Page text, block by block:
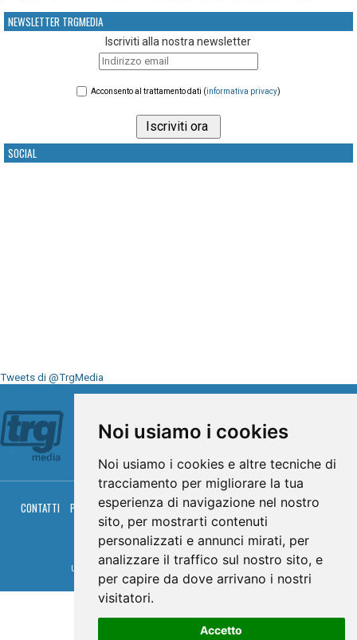
Noi usiamo i cookies
Noi usiamo i cookies e altre tecniche di
tracciamento per migliorare la tua
esperienza di navigazione nel nostro
sito, per mostrarti contenuti
personalizzati e annunci mirati, per
analizzare il traffico sul nostro sito, e
per capire da dove arrivano i nostri
visitatori.
Accetto
NEWSLETTER TRGMEDIA
Iscriviti alla nostra newsletter
Acconsento al trattamento dati (informativa privacy)
SOCIAL
Tweets di @TrgMedia
CONTATTI PRIVACY COOKIES PALINSESTO DIRETTA TV
DIRETTA RADIO
RGM HITRADIO
© TRG Media 2005-2026
Umbria Televisioni s.r.l. - P.I.00496230541 - - Powered by